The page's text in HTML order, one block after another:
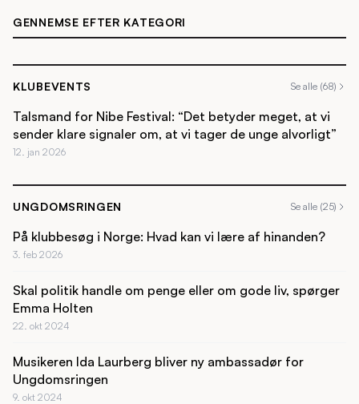
GENNEMSE EFTER KATEGORI
KLUBEVENTS Se alle (68)
Talsmand for Nibe Festival: “Det betyder meget, at vi
sender klare signaler om, at vi tager de unge alvorligt”
12. jan 2026
UNGDOMSRINGEN Se alle (25)
På klubbesøg i Norge: Hvad kan vi lære af hinanden?
3. feb 2026
Skal politik handle om penge eller om gode liv, spørger
Emma Holten
22. okt 2024
Musikeren Ida Laurberg bliver ny ambassadør for
Ungdomsringen
9. okt 2024